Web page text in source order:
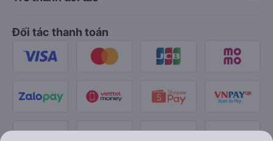
Đối tác thanh toán